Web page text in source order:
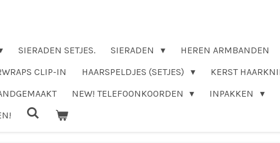
SIERADEN SETJES. SIERADEN
HEREN ARMBANDEN
CLIP-IN HAARSPELDJES (SETJES)
KERST
NEW! TELEFOONKOORDEN INPAKKEN